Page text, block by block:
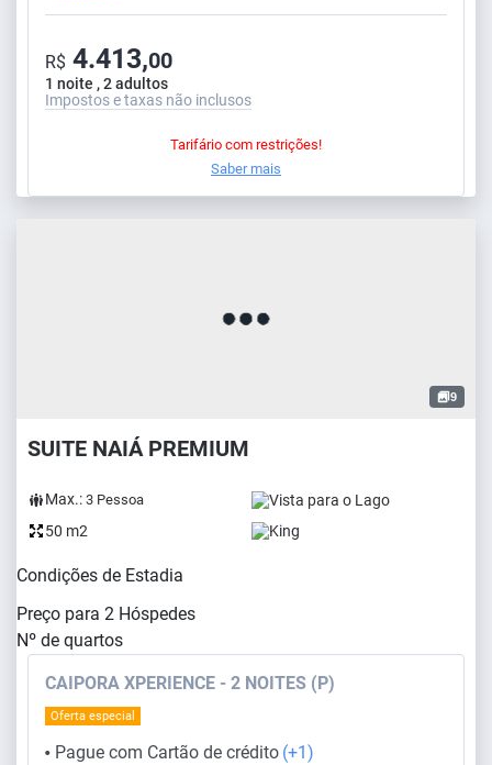
1 noite , 2 adultos
R$ 4.413,00
Impostos e taxas não inclusos
Tarifário com restrições!
Saber mais
9
SUITE NAIÁ PREMIUM
Max.: 3 Pessoa
Vista para o Lago
50 m2
King
Condições de Estadia
Preço para 2 Hóspedes
Nº de quartos
CAIPORA XPERIENCE - 2 NOITES (P)
⬤ Pague com Cartão de crédito (+1)
Oferta especial